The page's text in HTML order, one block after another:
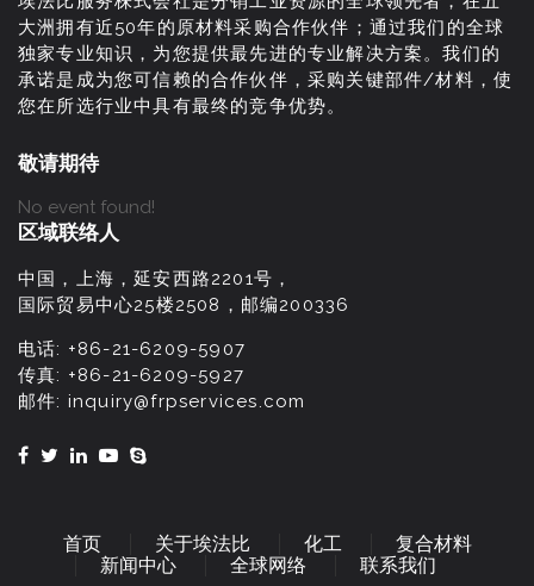
大洲拥有近50年的原材料采购合作伙伴；通过我们的全球
独家专业知识，为您提供最先进的专业解决方案。我们的
承诺是成为您可信赖的合作伙伴，采购关键部件/材料，使
您在所选行业中具有最终的竞争优势。
敬请期待
No event found!
区域联络人
中国，上海，延安西路2201号，
国际贸易中心25楼2508，邮编200336
电话: +86-21-6209-5907
传真: +86-21-6209-5927
邮件: inquiry@frpservices.com
首页 关于埃法比 化工
复合材料
新闻中心
全球网络 联系我们